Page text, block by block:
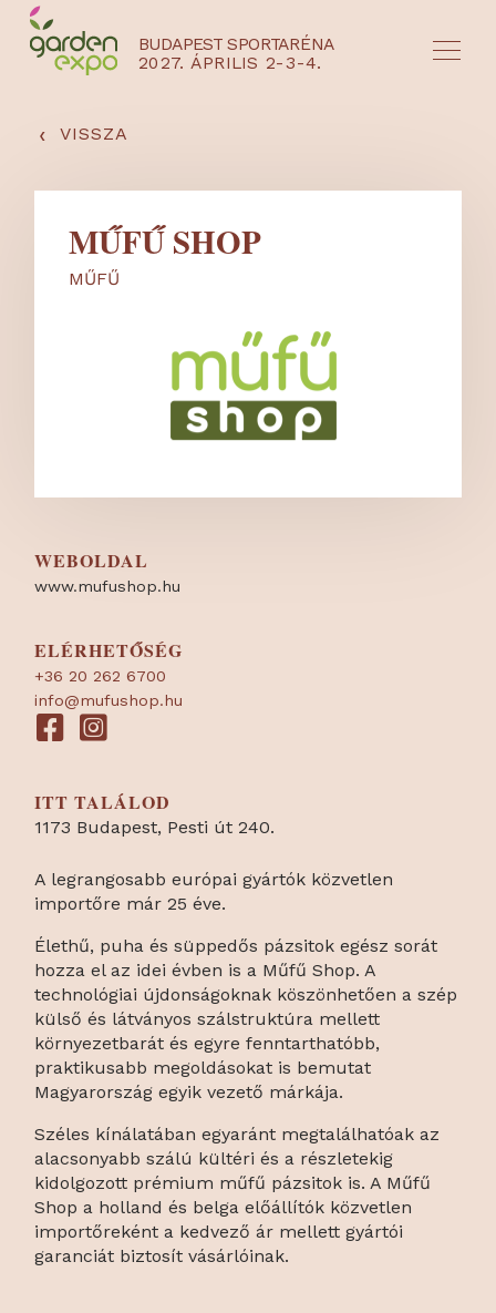
BUDAPEST SPORTARÉNA
2027. ÁPRILIS 2-3-4.
‹ VISSZA
MŰFŰ SHOP
MŰFŰ
WEBOLDAL
www.mufushop.hu
ELÉRHETŐSÉG
+36 20 262 6700
info@mufushop.hu
ITT TALÁLOD
1173 Budapest, Pesti út 240.
A legrangosabb európai gyártók közvetlen
importőre már 25 éve.
Élethű, puha és süppedős pázsitok egész sorát
hozza el az idei évben is a Műfű Shop. A
technológiai újdonságoknak köszönhetően a szép
külső és látványos szálstruktúra mellett
környezetbarát és egyre fenntarthatóbb,
praktikusabb megoldásokat is bemutat
Magyarország egyik vezető márkája.
Széles kínálatában egyaránt megtalálhatóak az
alacsonyabb szálú kültéri és a részletekig
kidolgozott prémium műfű pázsitok is. A Műfű
Shop a holland és belga előállítók közvetlen
importőreként a kedvező ár mellett gyártói
garanciát biztosít vásárlóinak.